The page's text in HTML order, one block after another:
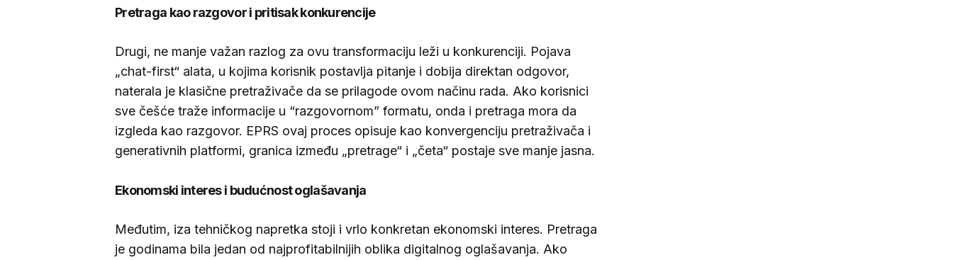
Pretraga kao razgovor i pritisak konkurencije
Drugi, ne manje važan razlog za ovu transformaciju leži u konkurenciji. Pojava
„chat-first“ alata, u kojima korisnik postavlja pitanje i dobija direktan odgovor,
naterala je klasične pretraživače da se prilagode ovom načinu rada. Ako korisnici
sve češće traže informacije u “razgovornom” formatu, onda i pretraga mora da
izgleda kao razgovor. EPRS ovaj proces opisuje kao konvergenciju pretraživača i
generativnih platformi, granica između „pretrage“ i „četa“ postaje sve manje jasna.
Ekonomski interes i budućnost oglašavanja
Međutim, iza tehničkog napretka stoji i vrlo konkretan ekonomski interes. Pretraga
je godinama bila jedan od najprofitabilnijih oblika digitalnog oglašavanja. Ako